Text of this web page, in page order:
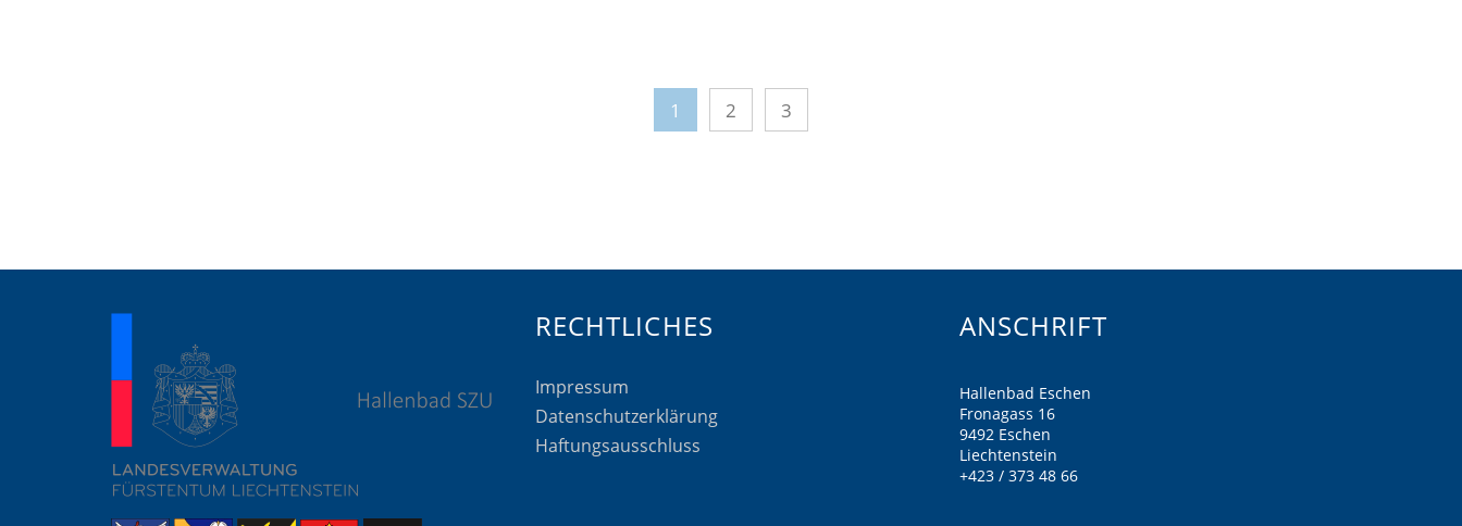
1 2 3
RECHTLICHES
Impressum
Datenschutzerklärung
Haftungsausschluss
ANSCHRIFT
Hallenbad Eschen
Fronagass 16
9492 Eschen
Liechtenstein
+423 / 373 48 66